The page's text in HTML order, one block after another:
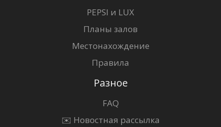
PEPSI и LUX
Планы залов
Местонахождение
Правила
Разное
FAQ
✉️ Новостная рассылка